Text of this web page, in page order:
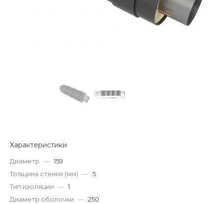
Характеристики
Диаметр — 159
Толщина стенки (мм) — 5
Тип изоляции — 1
Диаметр оболочки — 250